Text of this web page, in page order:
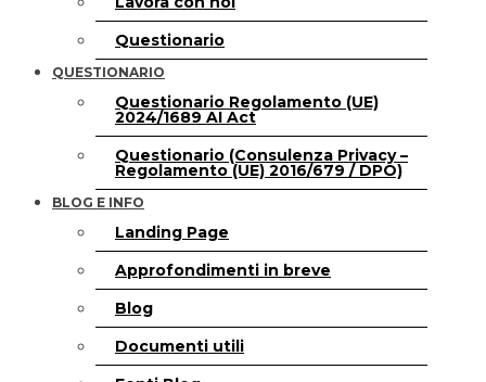
Questionario
QUESTIONARIO
Questionario Regolamento (UE)
2024/1689 AI Act
Questionario (Consulenza Privacy –
Regolamento (UE) 2016/679 / DPO)
BLOG E INFO
Landing Page
Approfondimenti in breve
Blog
Documenti utili